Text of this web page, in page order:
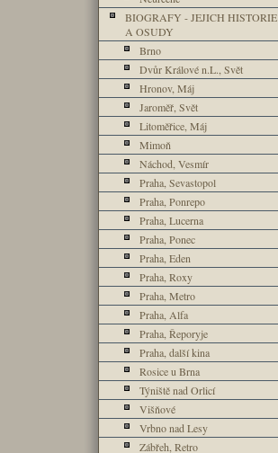
BIOGRAFY - JEJICH HISTORIE
A OSUDY
Brno
Dvůr Králové n.L., Svět
Hronov, Máj
Jaroměř, Svět
Litoměřice, Máj
Mimoň
Náchod, Vesmír
Praha, Sevastopol
Praha, Ponrepo
Praha, Lucerna
Praha, Ponec
Praha, Eden
Praha, Roxy
Praha, Metro
Praha, Alfa
Praha, Řeporyje
Praha, další kina
Rosice u Brna
Týniště nad Orlicí
Višňové
Vrbno nad Lesy
Zábřeh, Retro